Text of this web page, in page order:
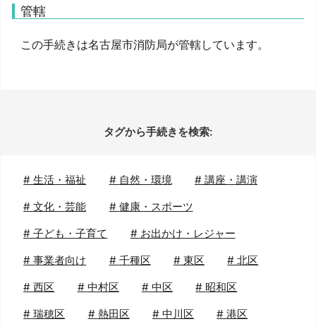
管轄
この手続きは名古屋市消防局が管轄しています。
タグから手続きを検索:
#生活・福祉 # 自然・環境 # 講座・講演
#文化・芸能 # 健康・スポーツ
#子ども・子育て # お出かけ・レジャー
#事業者向け # 千種区 # 東区 #北区
#西区 # 中村区 # 中区 # 昭和区
#瑞穂区 # 熱田区 # 中川区 #港区